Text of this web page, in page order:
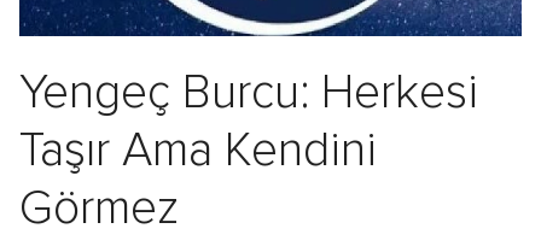
Yengeç Burcu: Herkesi
Taşır Ama Kendini
Görmez